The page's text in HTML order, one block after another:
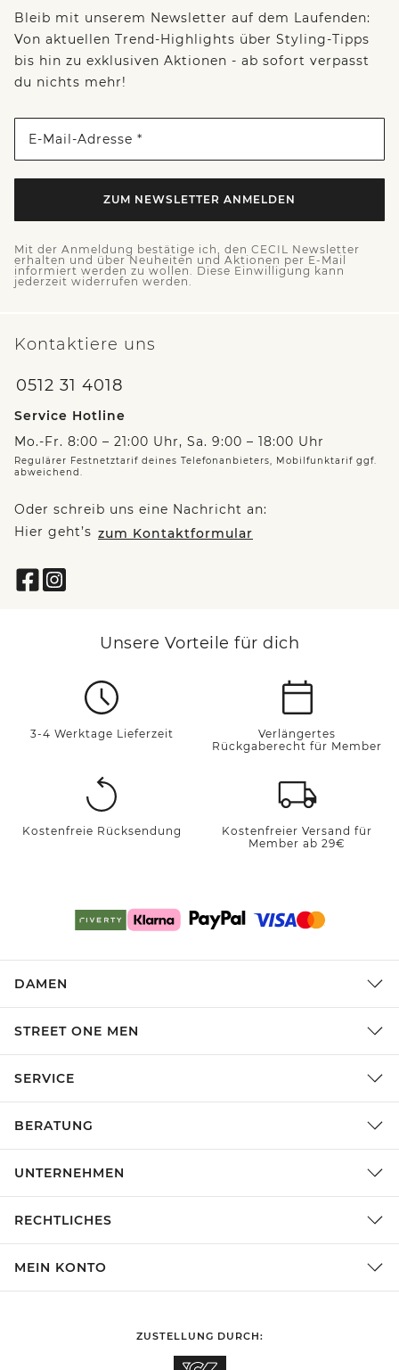
Bleib mit unserem Newsletter auf dem Laufenden:
Von aktuellen Trend-Highlights über Styling-Tipps
bis hin zu exklusiven Aktionen - ab sofort verpasst
du nichts mehr!
E-Mail-Adresse *
ZUM NEWSLETTER ANMELDEN
Mit der Anmeldung bestätige ich, den CECIL Newsletter
erhalten und über Neuheiten und Aktionen per E-Mail
informiert werden zu wollen. Diese Einwilligung kann
jederzeit widerrufen werden.
Kontaktiere uns
0512 31 4018
Service Hotline
Mo.-Fr. 8:00 – 21:00 Uhr, Sa. 9:00 – 18:00 Uhr
Regulärer Festnetztarif deines Telefonanbieters, Mobilfunktarif ggf.
abweichend.
Oder schreib uns eine Nachricht an:
Hier geht’s zum Kontaktformular
Unsere Vorteile für dich
3-4 Werktage Lieferzeit
Verlängertes
Rückgaberecht für Member
Kostenfreie Rücksendung
Kostenfreier Versand für
Member ab 29€
DAMEN
STREET ONE MEN
SERVICE
BERATUNG
UNTERNEHMEN
RECHTLICHES
MEIN KONTO
ZUSTELLUNG DURCH: